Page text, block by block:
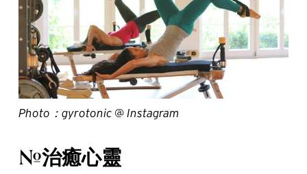
Photo：gyrotonic @ Instagram
#治癒心靈